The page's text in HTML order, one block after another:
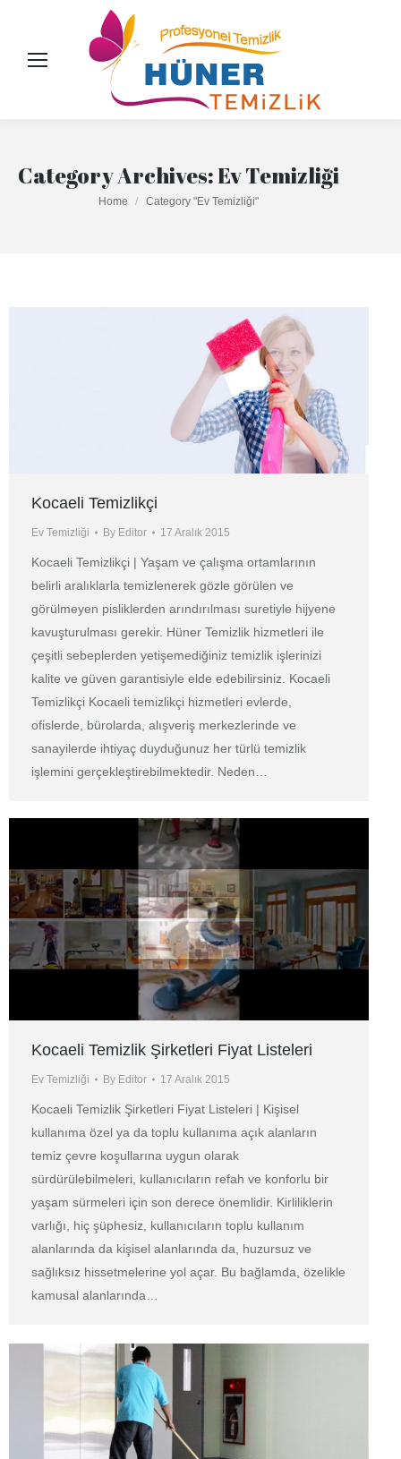
Category Archives:Ev Temizliği
You are here:
Home Category "Ev Temizliği"
Kocaeli Temizlikçi
Ev Temizliği By Editor 17 Aralık 2015
Kocaeli Temizlikçi | Yaşam ve çalışma ortamlarının
belirli aralıklarla temizlenerek gözle görülen ve
görülmeyen pisliklerden arındırılması suretiyle hijyene
kavuşturulması gerekir. Hüner Temizlik hizmetleri ile
çeşitli sebeplerden yetişemediğiniz temizlik işlerinizi
kalite ve güven garantisiyle elde edebilirsiniz. Kocaeli
Temizlikçi Kocaeli temizlikçi hizmetleri evlerde,
ofislerde, bürolarda, alışveriş merkezlerinde ve
sanayilerde ihtiyaç duyduğunuz her türlü temizlik
işlemini gerçekleştirebilmektedir. Neden…
Kocaeli Temizlik Şirketleri Fiyat Listeleri
Ev Temizliği By Editor 17 Aralık 2015
Kocaeli Temizlik Şirketleri Fiyat Listeleri | Kişisel
kullanıma özel ya da toplu kullanıma açık alanların
temiz çevre koşullarına uygun olarak
sürdürülebilmeleri, kullanıcıların refah ve konforlu bir
yaşam sürmeleri için son derece önemlidir. Kirliliklerin
varlığı, hiç şüphesiz, kullanıcıların toplu kullanım
alanlarında da kişisel alanlarında da, huzursuz ve
sağlıksız hissetmelerine yol açar. Bu bağlamda, özelikle
kamusal alanlarında…